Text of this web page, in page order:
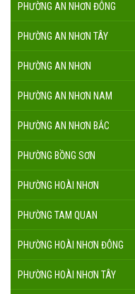
PHƯỜNG AN NHƠN ĐÔNG
PHƯỜNG AN NHƠN TÂY
PHƯỜNG AN NHƠN
PHƯỜNG AN NHƠN NAM
PHƯỜNG AN NHƠN BẮC
PHƯỜNG BỒNG SƠN
PHƯỜNG HOÀI NHƠN
PHƯỜNG TAM QUAN
PHƯỜNG HOÀI NHƠN ĐÔNG
PHƯỜNG HOÀI NHƠN TÂY